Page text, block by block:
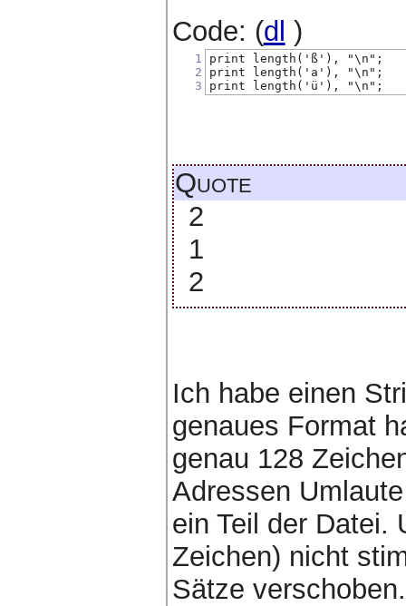
Code: (dl )
1
2
3
print length('ß'), "\n";
print length('a'), "\n";
print length('ü'), "\n";
Quote
2
1
2
Ich habe einen
genaues Format
genau 128
Adressen
ein Teil der Datei.
Zeichen) nicht
Sätze verschoben.